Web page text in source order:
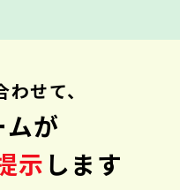
せて、
が
示 します